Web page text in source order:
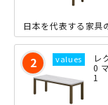
レ
0
1